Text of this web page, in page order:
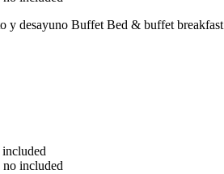
y desayuno Buffet Bed & buffet breakfast
included